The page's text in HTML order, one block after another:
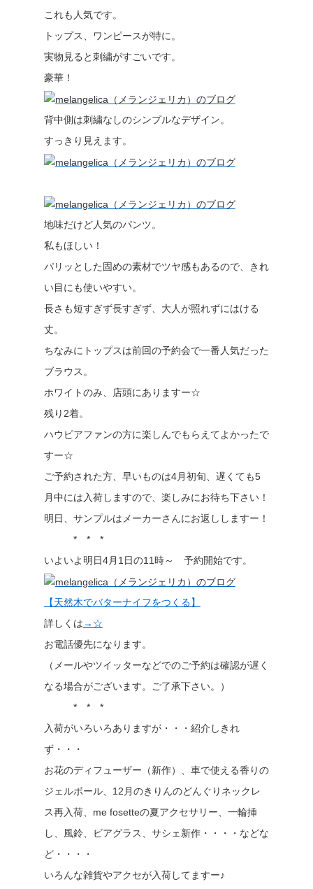
これも人気です。
トップス、ワンピースが特に。
実物見ると刺繍がすごいです。
豪華！
背中側は刺繍なしのシンプルなデザイン。
すっきり見えます。
地味だけど人気のパンツ。
私もほしい！
パリッとした固めの素材でツヤ感もあるので、きれ
い目にも使いやすい。
長さも短すぎず長すぎず、大人が照れずにはける
丈。
ちなみにトップスは前回の予約会で一番人気だった
ブラウス。
ホワイトのみ、店頭にありますー☆
残り2着。
ハウピアファンの方に楽しんでもらえてよかったで
すー☆
ご予約された方、早いものは4月初旬、遅くても5
月中には入荷しますので、楽しみにお待ち下さい！
明日、サンプルはメーカーさんにお返ししますー！
* * *
いよいよ明日4月1日の11時～ 予約開始です。
【天然木でバターナイフをつくる】
詳しくは→☆
お電話優先になります。
（メールやツイッターなどでのご予約は確認が遅く
なる場合がございます。ご了承下さい。）
* * *
入荷がいろいろありますが・・・紹介しきれ
ず・・・
お花のディフューザー（新作）、車で使える香りの
ジェルボール、12月のきりんのどんぐりネックレ
ス再入荷、me fosetteの夏アクセサリー、一輪挿
し、風鈴、ビアグラス、サシェ新作・・・・などな
ど・・・・
いろんな雑貨やアクセが入荷してますー♪